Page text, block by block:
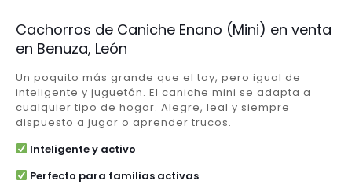
Cachorros de Caniche Enano (Mini) en venta
en Benuza, León
Un poquito más grande que el toy, pero igual de
inteligente y juguetón. El caniche mini se adapta a
cualquier tipo de hogar. Alegre, leal y siempre
dispuesto a jugar o aprender trucos.
Inteligente y activo
Perfecto para familias activas